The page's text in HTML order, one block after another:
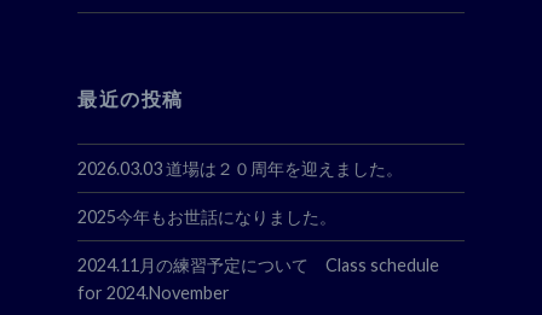
最近の投稿
2026.03.03 道場は２０周年を迎えました。
2025今年もお世話になりました。
2024.11月の練習予定について Class schedule
for 2024.November